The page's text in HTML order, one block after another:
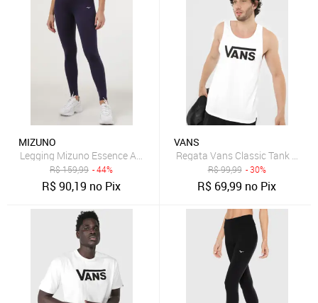
MIZUNO
Legging Mizuno Essence Azul-Marinho
R$159,99 - 44%
R$90,19 no Pix
VANS
Regata Vans Classic Tank
R$99,99 - 30%
R$ 69,99 no Pix